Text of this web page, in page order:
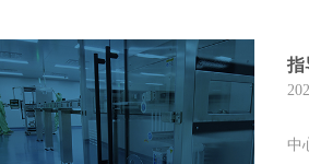
指
中